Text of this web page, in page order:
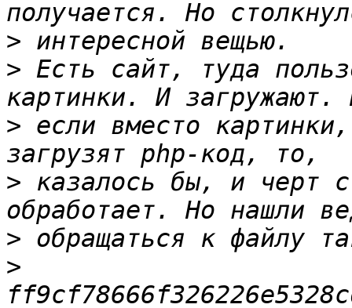
>
> Есть сайт, туда
> если вместо
> казалось бы, и черт
>
>